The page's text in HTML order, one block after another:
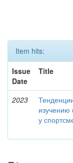
Item hits:
Issue
Date
Title
2023
изучению
у